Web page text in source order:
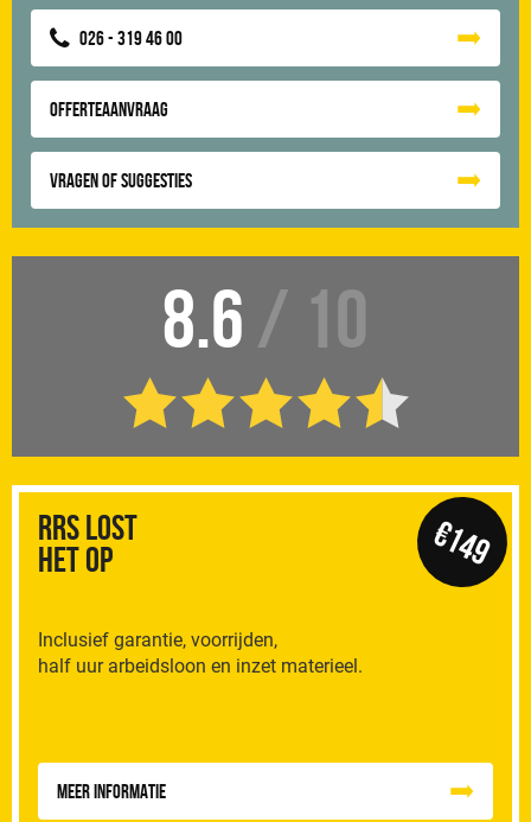
026 - 319 46 00
Offerteaanvraag
Vragen of suggesties
8.6 / 10
RRS Lost
het op
Inclusief garantie, voorrijden,
half uur arbeidsloon en inzet materieel.
€149
Meer informatie